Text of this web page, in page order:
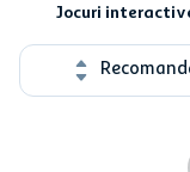
Jocuri